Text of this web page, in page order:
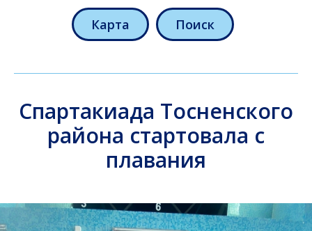
Карта Поиск
Спартакиада Тосненского
района стартовала с
плавания